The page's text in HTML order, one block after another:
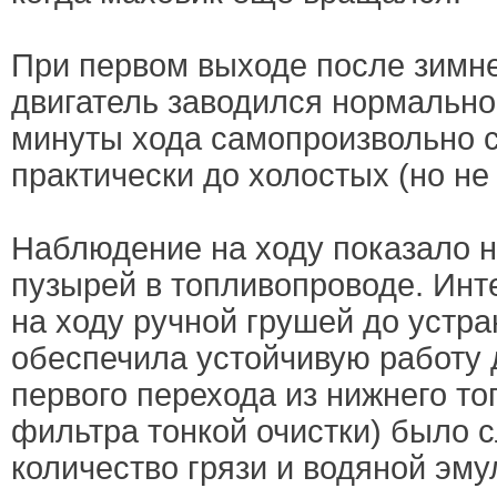
При первом выходе после
двигатель заводился
минуты хода самопроизвольно
практически до холостых (но не
Наблюдение на ходу показало
пузырей в топливопроводе.
на ходу ручной грушей до
обеспечила устойчивую работу
первого перехода из нижнего
фильтра тонкой очистки) было
количество грязи и водяной